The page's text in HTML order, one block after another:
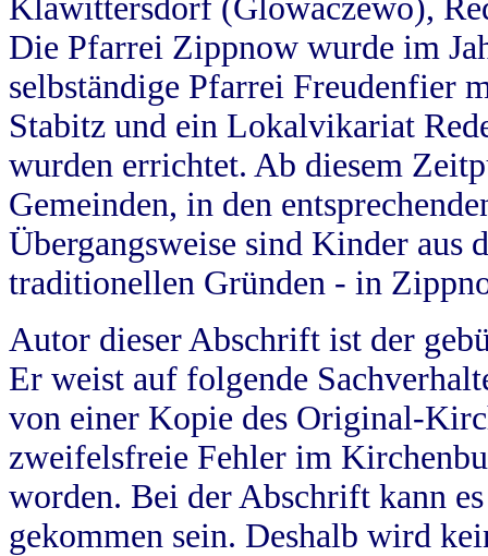
Klawittersdorf (Glowaczewo),
Die Pfarrei Zippnow wurde im
selbständige Pfarrei Freudenfier
Stabitz und ein Lokalvikariat
wurden errichtet. Ab diesem
Gemeinden, in den
Übergangsweise sind Kinder aus
traditionellen Gründen - in
Autor dieser Abschrift ist der
Er weist auf folgende
von einer Kopie des Original-
zweifelsfreie Fehler im
worden. Bei der Abschrift kann
gekommen sein. Deshalb wird